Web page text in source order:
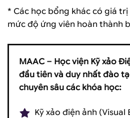
* Các học bổng khác có giá trị
mức độ ứng viên hoàn thành
MAAC – Học viện Kỹ xảo
đầu tiên và duy nhất đào
chuyên sâu các khóa học:
Kỹ xảo điện ảnh (Visual